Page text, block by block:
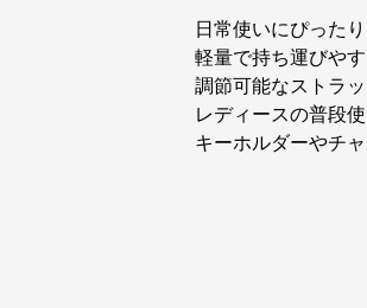
日常使いにぴった
軽量で持ち運びや
調節可能なストラ
レディースの普段
キーホルダーやチ